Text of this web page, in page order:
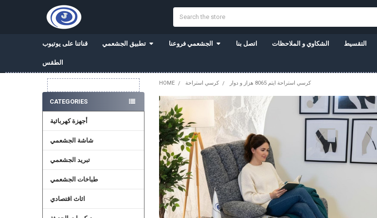
قناتنا على يوتيوب تطبيق الجشعمي الجشعمي فروعنا اتصل بنا الشكاوي و الملاحظات التقسيط
الطقس
Sidebar
CATEGORIES
أجهزة كهربائية
شاشة الجشعمي
تبريد الجشعمي
طباخات الجشعمي
اثاث اقتصادي
HOME كرسي استراحة كرسي استراحة ايتم 8065 هزاز و دوار